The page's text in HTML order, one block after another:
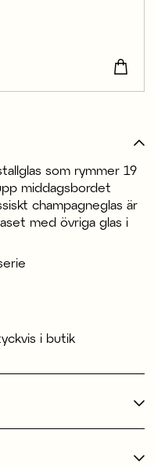
som rymmer 19
middagsbordet
champagneglas är
med övriga glas i
i butik